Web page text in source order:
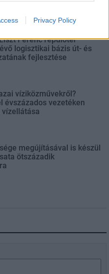
Privacy Policy
Ferenc repülőtér
logisztikai bázis út- és
fejlesztése
víziközművekről?
évszázados vezetéken
vízellátása
megújításával is készül
ötszázadik